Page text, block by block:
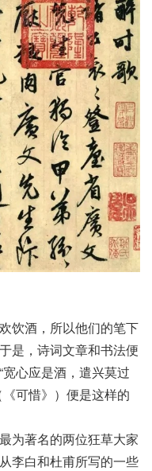
酒，所以他们的笔下
是，诗词文章和书法便
心应是酒，遣兴莫过
可惜》）便是这样的
著名的两位狂草大家
李白和杜甫所写的一些